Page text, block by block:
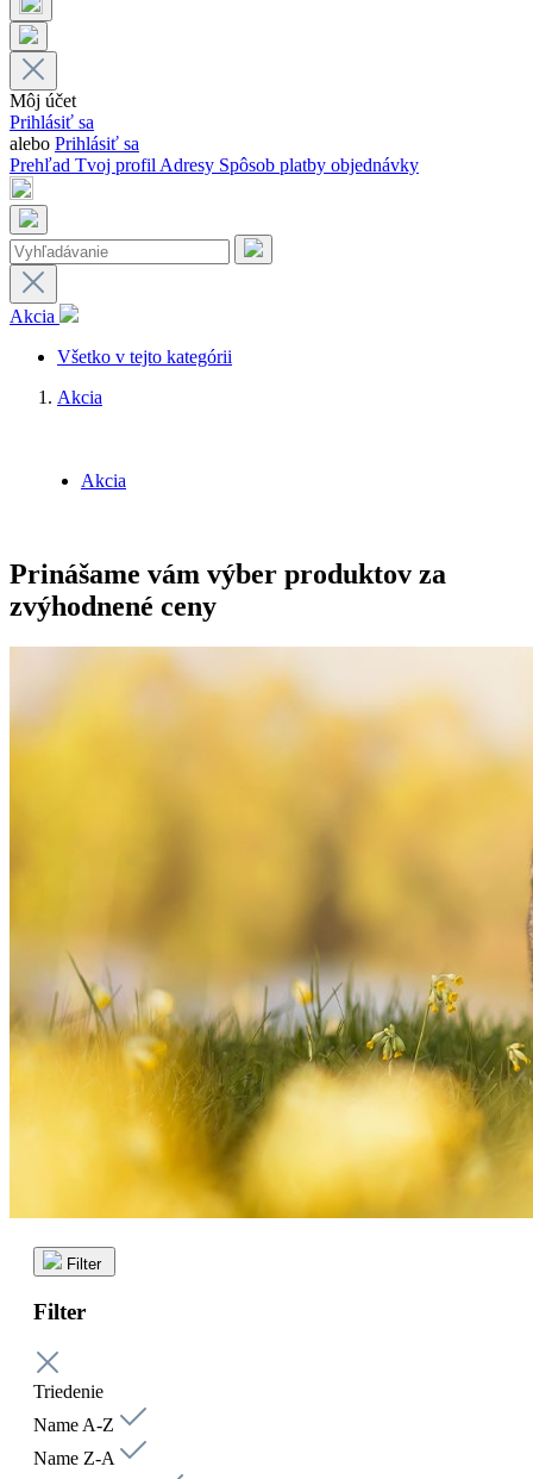
Môj účet
Prihlásiť sa
alebo Prihlásiť sa
Prehľad Tvoj profilAdresy Spôsob platby objednávky
Akcia
Všetko v tejto kategórii
Akcia
Akcia
Prinášame vám výber produktov za
zvýhodnené ceny
Filter
Filter
Triedenie
Name A-Z
Name Z-A